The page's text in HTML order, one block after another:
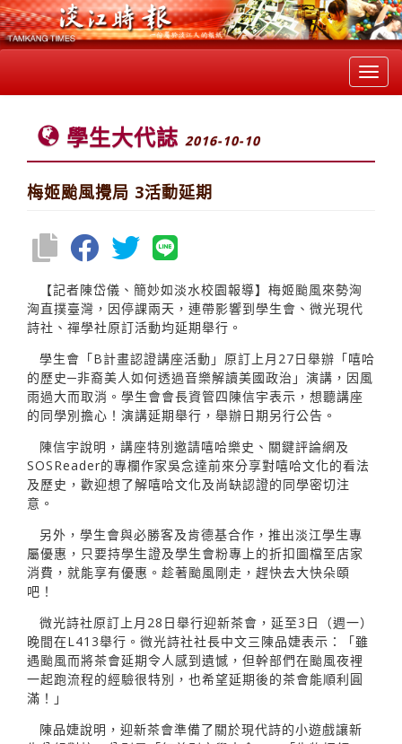
學生大代誌 2016-10-10
梅姬颱風攪局 3活動延期
【記者陳岱儀、簡妙如淡水校園報導】梅姬颱風來勢洶
洶直撲臺灣，因停課兩天，連帶影響到學生會、微光現代
詩社、禪學社原訂活動均延期舉行。
學生會「B計畫認證講座活動」原訂上月27日舉辦「嘻哈
的歷史─非裔美人如何透過音樂解讀美國政治」演講，因風
雨過大而取消。學生會會長資管四陳信宇表示，想聽講座
的同學別擔心！演講延期舉行，舉辦日期另行公告。
陳信宇說明，講座特別邀請嘻哈樂史、關鍵評論網及
SOSReader的專欄作家吳念達前來分享對嘻哈文化的看法
及歷史，歡迎想了解嘻哈文化及尚缺認證的同學密切注
意。
另外，學生會與必勝客及肯德基合作，推出淡江學生專
屬優惠，只要持學生證及學生會粉專上的折扣圖檔至店家
消費，就能享有優惠。趁著颱風剛走，趕快去大快朵頤
吧！
微光詩社原訂上月28日舉行迎新茶會，延至3日（週一）
晚間在L413舉行。微光詩社社長中文三陳品婕表示：「雖
遇颱風而將茶會延期令人感到遺憾，但幹部們在颱風夜裡
一起跑流程的經驗很特別，也希望延期後的茶會能順利圓
滿！」
陳品婕說明，迎新茶會準備了關於現代詩的小遊戲讓新